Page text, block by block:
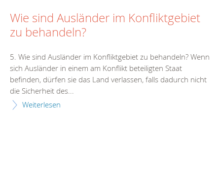
Wie sind Ausländer im Konfliktgebiet
zu behandeln?
5. Wie sind Ausländer im Konfliktgebiet zu behandeln? Wenn
sich Ausländer in einem am Konflikt beteiligten Staat
befinden, dürfen sie das Land verlassen, falls dadurch nicht
die Sicherheit des...
Weiterlesen